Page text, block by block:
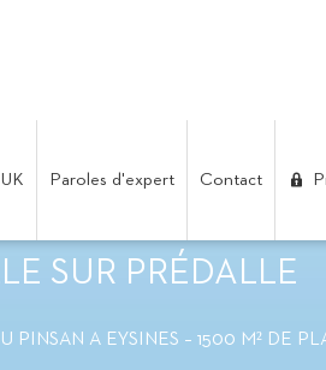
UK Paroles d'expert Contact
SUR PRÉDALLE
A EYSINES – 1500 M² DE